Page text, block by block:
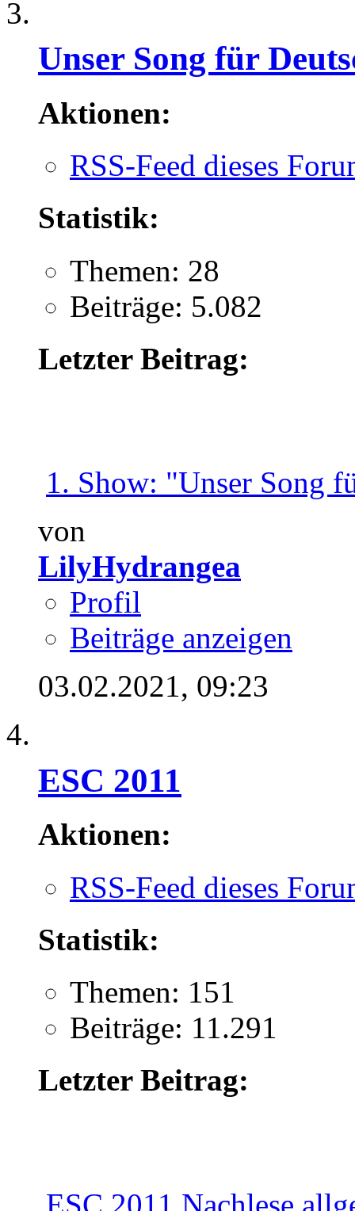
Unser Song für
Aktionen:
RSS-Feed dieses
Statistik:
Themen: 28
Beiträge: 5.082
Letzter Beitrag:
1. Show: "Unser Song
von
LilyHydrangea
Profil
Beiträge anzeigen
03.02.2021, 09:23
ESC 2011
Aktionen:
RSS-Feed dieses
Statistik:
Themen: 151
Beiträge: 11.291
Letzter Beitrag:
ESC 2011 Nachlese